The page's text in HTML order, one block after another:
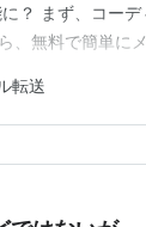
？ まず、コー
、無料で簡単に
ールアドレス
転送